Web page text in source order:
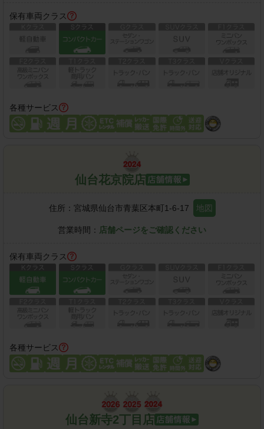
保有車両クラス
各種サービス
仙台花京院店
住所： 宮城県仙台市青葉区本町1-6-17 地図
営業時間： 店舗ページをご確認ください
保有車両クラス
各種サービス
仙台新寺2丁目店